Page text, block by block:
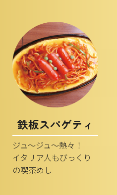
鉄板スパゲティ
ジュ～ジュ～熱々！
イタリア人もびっくり
の喫茶めし